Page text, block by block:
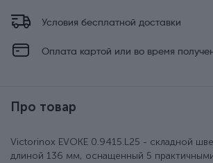
Условия бесплатной доставки
Оплата картой или во время
Про товар
Victorinox EVOKE 0.9415.L25 - складной
длиной 136 мм, оснащенный 5